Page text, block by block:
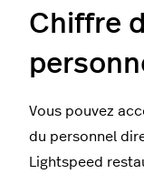
Chiffre
Vous pouvez
du personnel
Lightspeed